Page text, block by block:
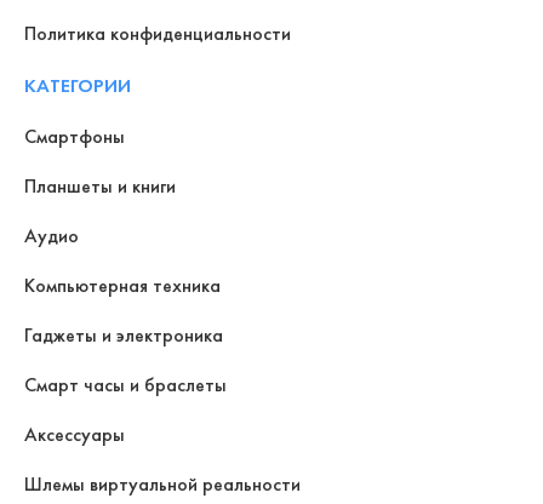
Политика конфиденциальности
КАТЕГОРИИ
Смартфоны
Планшеты и книги
Аудио
Компьютерная техника
Гаджеты и электроника
Смарт часы и браслеты
Аксессуары
Шлемы виртуальной реальности